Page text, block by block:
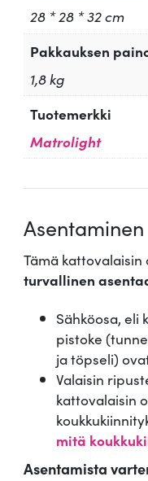
28 * 28 * 32 cm
Pakkauksen
1,8 kg
Tuotemerkki
Matrolight
Asentaminen
Tämä kattovalaisin
turvallinen
Sähköosa, eli
pistoke
ja töpseli)
Valaisin
kattovalaisin
mitä
Asentamista